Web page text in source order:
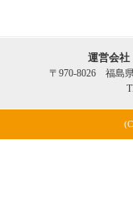
運営会
〒970-8026 福島